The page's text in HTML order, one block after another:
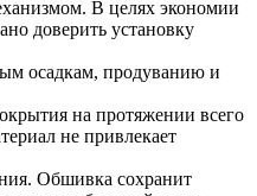
В целях экономии
доверить установку
осадкам, продуванию и
на протяжении всего
не привлекает
Обшивка сохранит